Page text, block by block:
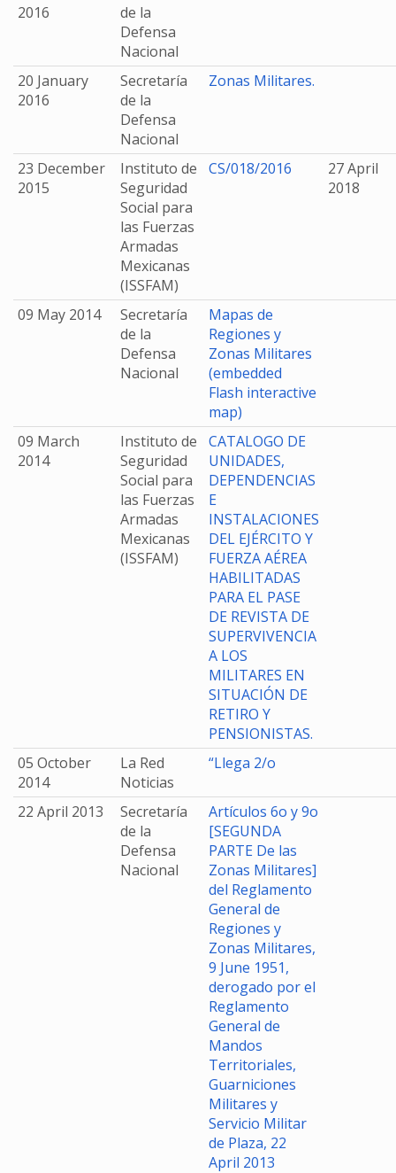
2016
de la
Defensa
Nacional
20 January
2016
Secretaría
de la
Defensa
Nacional
Zonas Militares.
23 December
2015
Instituto de
Seguridad
Social para
las Fuerzas
Armadas
Mexicanas
(ISSFAM)
CS/018/2016
27 April
2018
09 May 2014
Secretaría
de la
Defensa
Nacional
Mapas de
Regiones y
Zonas Militares
(embedded
Flash interactive
map)
09 March
2014
Instituto de
Seguridad
Social para
las Fuerzas
Armadas
Mexicanas
(ISSFAM)
CATALOGO DE
UNIDADES,
DEPENDENCIAS
E
INSTALACIONES
DEL EJÉRCITO Y
FUERZA AÉREA
HABILITADAS
PARA EL PASE
DE REVISTA DE
SUPERVIVENCIA
A LOS
MILITARES EN
SITUACIÓN DE
RETIRO Y
PENSIONISTAS.
05 October
2014
La Red
Noticias
“Llega 2/o
22 April 2013
Secretaría
de la
Defensa
Nacional
Artículos 6o y 9o
[SEGUNDA
PARTE De las
Zonas Militares]
del Reglamento
General de
Regiones y
Zonas Militares,
9 June 1951,
derogado por el
Reglamento
General de
Mandos
Territoriales,
Guarniciones
Militares y
Servicio Militar
de Plaza, 22
April 2013